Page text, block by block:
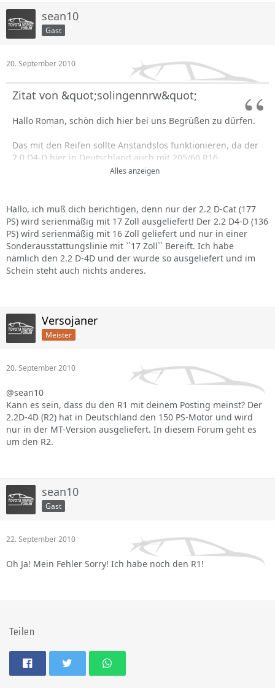
sean10
Gast
20. September 2010
Zitat von &quot;solingennrw&quot;
Hallo Roman, schön dich hier bei uns Begrüßen zu dürfen.
Das mit den Reifen sollte Anstandslos funktionieren, da der
2,0 D4-D hier in Deutschland auch mit 205/60 R16
angeboten und Verkauft wird.Warum er in DK so angeboten
Identisch sein.Du müsstest mal die Bremsanlagen im
Katalog vergleichen,ob diese zwischen dem den du kaufen
möchtest und dem Benziner gleich sind,oder halt den
Händler fragen.
Der 2,2 D4-D und der der 2,2 D-Cat haben 17"
uns freuen wenn du uns weiter Berichtest wie der Stand
beim Kauf und Lieferung ist
Alles anzeigen
Hallo, ich muß dich berichtigen, denn nur der 2.2 D-Cat (177
PS) wird serienmäßig mit 17 Zoll ausgeliefert! Der 2.2 D4-D (136
PS) wird serienmäßig mit 16 Zoll geliefert und nur in einer
Sonderausstattungslinie mit ``17 Zoll`` Bereift. Ich habe
nämlich den 2.2 D-4D und der wurde so ausgeliefert und im
Schein steht auch nichts anderes.
Versojaner
Meister
20. September 2010
@sean10
Kann es sein, dass du den R1 mit deinem Posting meinst? Der
2.2D-4D (R2) hat in Deutschland den 150 PS-Motor und wird
nur in der MT-Version ausgeliefert. In diesem Forum geht es
um den R2.
sean10
Gast
22. September 2010
Oh Ja! Mein Fehler Sorry! Ich habe noch den R1!
Teilen